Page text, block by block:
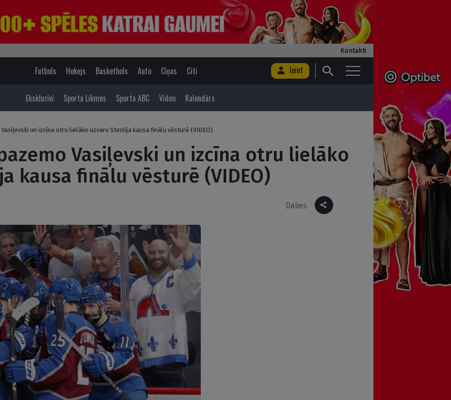
Kontakti
Futbols Hokejs Basketbols Auto Cīņas Citi Ieiet
Ekskluzīvi Sporta Likmes Sporta ABC Video Kalendārs
Vasiļevski un izcīna otru lielāko uzvaru Stenlija kausa finālu vēsturē (VIDEO)
Vasiļevski un izcīna otru lielāko
kausa finālu vēsturē (VIDEO)
Dalies